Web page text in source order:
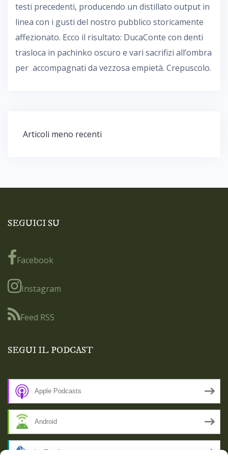
testi precedenti, producendo un distillato output in
linea con i gusti del nostro pubblico storicamente
affezionato. Ecco il risultato: DucaConte con denti
trasloca in pachinko oscuro e vari sacrifizi all’ombra
per accompagnati da vezzosa empietà. Crepuscolo.
Navigazione
Articoli meno recenti
SEGUICI SU
Facebook
Instagram
Feed RSS
SEGUI IL PODCAST
Apple Podcasts
Android
by Email